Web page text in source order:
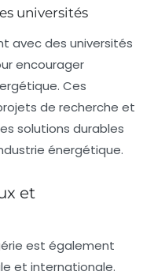
universités
avec des universités
encourager
Ces
de recherche et
solutions durables
énergétique.
et
est également
et internationale.